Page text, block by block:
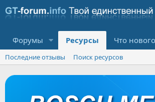
Форумы Ресурсы Что
Последние отзывы Поиск ресурсов